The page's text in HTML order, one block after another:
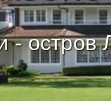
- остров